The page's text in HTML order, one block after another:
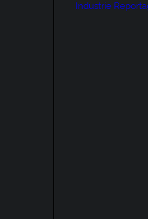
Industrie